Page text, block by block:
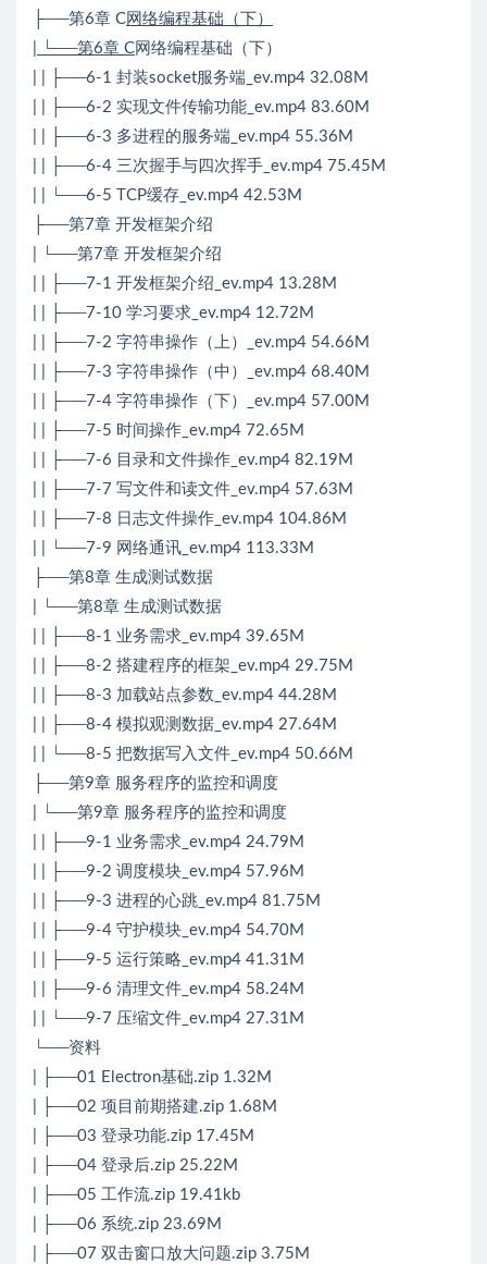
├──第6章 C网络编程基础（下）
| └──第6章 C网络编程基础（下）
| | ├──6-1 封装socket服务端_ev.mp4 32.08M
| | ├──6-2 实现文件传输功能_ev.mp4 83.60M
| | ├──6-3 多进程的服务端_ev.mp4 55.36M
| | ├──6-4 三次握手与四次挥手_ev.mp4 75.45M
| | └──6-5 TCP缓存_ev.mp4 42.53M
├──第7章 开发框架介绍
| └──第7章 开发框架介绍
| | ├──7-1 开发框架介绍_ev.mp4 13.28M
| | ├──7-10 学习要求_ev.mp4 12.72M
| | ├──7-2 字符串操作（上）_ev.mp4 54.66M
| | ├──7-3 字符串操作（中）_ev.mp4 68.40M
| | ├──7-4 字符串操作（下）_ev.mp4 57.00M
| | ├──7-5 时间操作_ev.mp4 72.65M
| | ├──7-6 目录和文件操作_ev.mp4 82.19M
| | ├──7-7 写文件和读文件_ev.mp4 57.63M
| | ├──7-8 日志文件操作_ev.mp4 104.86M
| | └──7-9 网络通讯_ev.mp4 113.33M
├──第8章 生成测试数据
| └──第8章 生成测试数据
| | ├──8-1 业务需求_ev.mp4 39.65M
| | ├──8-2 搭建程序的框架_ev.mp4 29.75M
| | ├──8-3 加载站点参数_ev.mp4 44.28M
| | ├──8-4 模拟观测数据_ev.mp4 27.64M
| | └──8-5 把数据写入文件_ev.mp4 50.66M
├──第9章 服务程序的监控和调度
| └──第9章 服务程序的监控和调度
| | ├──9-1 业务需求_ev.mp4 24.79M
| | ├──9-2 调度模块_ev.mp4 57.96M
| | ├──9-3 进程的心跳_ev.mp4 81.75M
| | ├──9-4 守护模块_ev.mp4 54.70M
| | ├──9-5 运行策略_ev.mp4 41.31M
| | ├──9-6 清理文件_ev.mp4 58.24M
| | └──9-7 压缩文件_ev.mp4 27.31M
└──资料
| ├──01 Electron基础.zip 1.32M
| ├──02 项目前期搭建.zip 1.68M
| ├──03 登录功能.zip 17.45M
| ├──04 登录后.zip 25.22M
| ├──05 工作流.zip 19.41kb
| ├──06 系统.zip 23.69M
| ├──07 双击窗口放大问题.zip 3.75M